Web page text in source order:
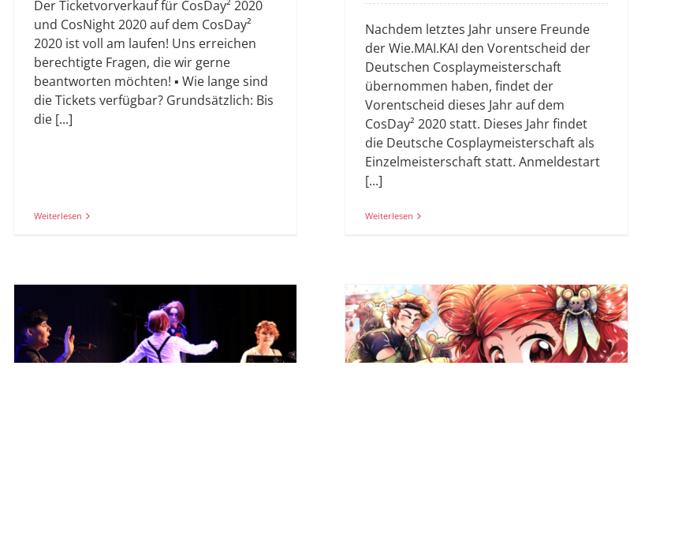
Der Ticketvorverkauf für CosDay² 2020
und CosNight 2020 auf dem CosDay²
2020 ist voll am laufen! Uns erreichen
berechtigte Fragen, die wir gerne
beantworten möchten! ▪️ Wie lange sind
die Tickets verfügbar? Grundsätzlich: Bis
die [...]
Weiterlesen
Nachdem letztes Jahr unsere Freunde
der Wie.MAI.KAI den Vorentscheid der
Deutschen Cosplaymeisterschaft
übernommen haben, findet der
Vorentscheid dieses Jahr auf dem
CosDay² 2020 statt. Dieses Jahr findet
die Deutsche Cosplaymeisterschaft als
Einzelmeisterschaft statt. Anmeldestart
[...]
Weiterlesen